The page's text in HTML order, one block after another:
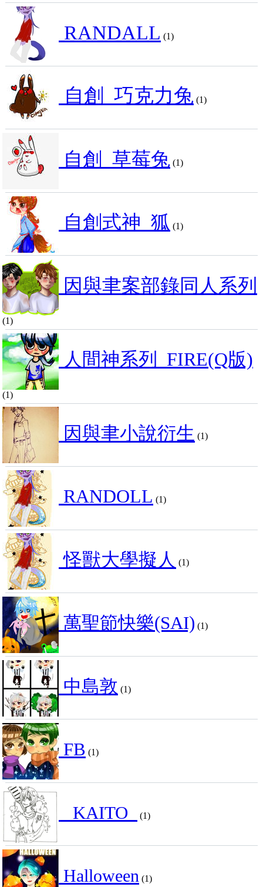
RANDALL (1)
自創_巧克力兔 (1)
自創_草莓兔 (1)
自創式神_狐 (1)
因與聿案部錄同人系列
(1)
人間神系列_FIRE(Q版)
(1)
因與聿小說衍生 (1)
RANDOLL (1)
怪獸大學擬人 (1)
萬聖節快樂(SAI) (1)
中島敦 (1)
FB (1)
_KAITO_ (1)
Halloween (1)